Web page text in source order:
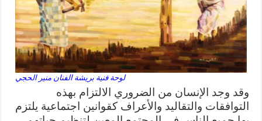
لوحة فنية بريشة الفنان منير الحجي
وقد وجد الإنسان من الضروري الالتزام بهذه
التوافقات والتقاليد والأعراف كقوانين اجتماعية يلتزم